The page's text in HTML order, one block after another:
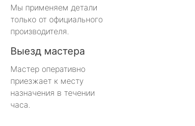
Мы применяем детали
только от официального
производителя.
Выезд мастера
Мастер оперативно
приезжает к месту
назначения в течении
часа.